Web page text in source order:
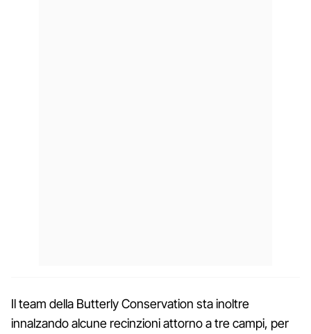
Il team della Butterly Conservation sta inoltre
innalzando alcune recinzioni attorno a tre campi, per